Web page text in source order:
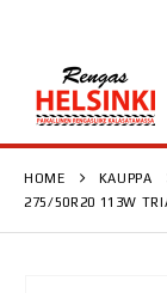
HOME KAUPPA
275/50R20 113W